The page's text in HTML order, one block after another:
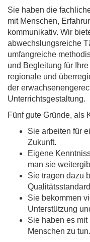
Sie haben die
mit Menschen,
kommunikativ. Wir
abwechslungsreiche
umfangreiche
und Begleitung für
regionale und
der
Unterrichtsgestaltung.
Fünf gute Gründe, als
Sie arbeiten für
Zukunft.
Eigene
man sie
Sie tragen dazu
Sie bekommen
Unterstützung
Sie haben es
Menschen zu tun.